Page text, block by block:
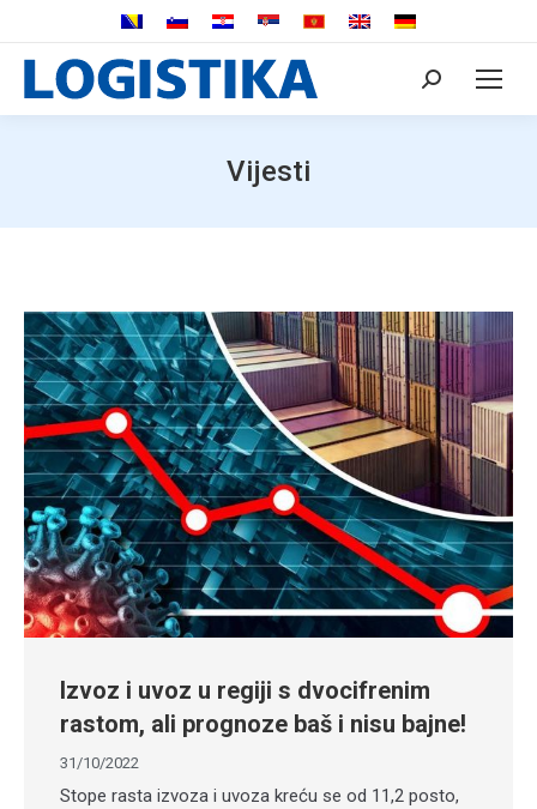
Search:
Vijesti
Izvoz i uvoz u regiji s dvocifrenim
rastom, ali prognoze baš i nisu bajne!
31/10/2022
Stope rasta izvoza i uvoza kreću se od 11,2 posto,